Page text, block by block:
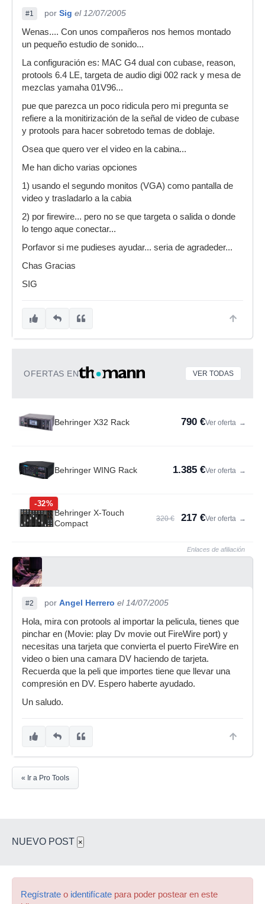
#1 por Sig el 12/07/2005
Wenas.... Con unos compañeros nos hemos montado
un pequeño estudio de sonido...
La configuración es: MAC G4 dual con cubase, reason,
protools 6.4 LE, targeta de audio digi 002 rack y mesa de
mezclas yamaha 01V96...
pue que parezca un poco ridicula pero mi pregunta se
refiere a la monitirización de la señal de video de cubase
y protools para hacer sobretodo temas de doblaje.
Osea que quero ver el video en la cabina...
Me han dicho varias opciones
1) usando el segundo monitos (VGA) como pantalla de
video y trasladarlo a la cabia
2) por firewire... pero no se que targeta o salida o donde
lo tengo aque conectar...
Porfavor si me pudieses ayudar... seria de agradeder...
Chas Gracias
SIG
OFERTAS EN VER TODAS
Behringer X32 Rack 790 €Ver oferta →
Behringer WING Rack 1.385 €Ver oferta →
-32%
Behringer X-Touch
Compact
320 € 217 €Ver oferta →
Enlaces de afiliación
#2 por Angel Herrero el 14/07/2005
Hola, mira con protools al importar la pelicula, tienes que
pinchar en (Movie: play Dv movie out FireWire port) y
necesitas una tarjeta que convierta el puerto FireWire en
video o bien una camara DV haciendo de tarjeta.
Recuerda que la peli que importes tiene que llevar una
compresión en DV. Espero haberte ayudado.
Un saludo.
« Ir a Pro Tools
NUEVO POST ×
Regístrate o identifícate para poder postear en este